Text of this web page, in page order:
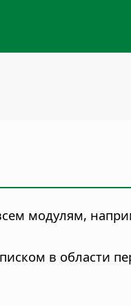
модулям,
в области